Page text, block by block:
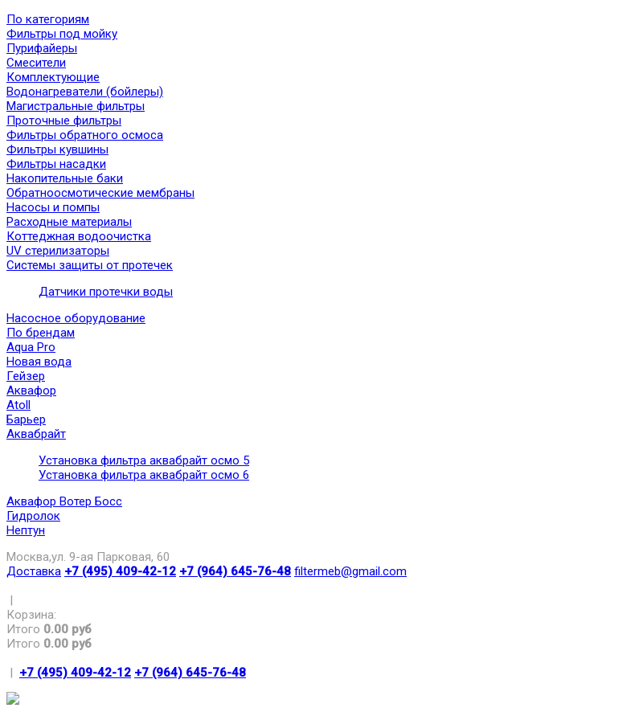
По категориям
Фильтры под мойку
Пурифайеры
Смесители
Комплектующие
Водонагреватели (бойлеры)
Магистральные фильтры
Проточные фильтры
Фильтры обратного осмоса
Фильтры кувшины
Фильтры насадки
Накопительные баки
Обратноосмотические мембраны
Насосы и помпы
Расходные материалы
Коттеджная водоочистка
UV стерилизаторы
Системы защиты от протечек
Датчики протечки воды
Насосное оборудование
По брендам
Aqua Pro
Новая вода
Гейзер
Аквафор
Atoll
Барьер
Аквабрайт
Установка фильтра аквабрайт осмо 5
Установка фильтра аквабрайт осмо 6
Аквафор Вотер Босс
Гидролок
Нептун
Москва,ул. 9-ая Парковая, 60
Доставка +7 (495) 409-42-12 +7 (964) 645-76-48 filtermeb@gmail.com
|
Корзина:
Итого 0.00 руб
Итого 0.00 руб
| +7 (495) 409-42-12 +7 (964) 645-76-48